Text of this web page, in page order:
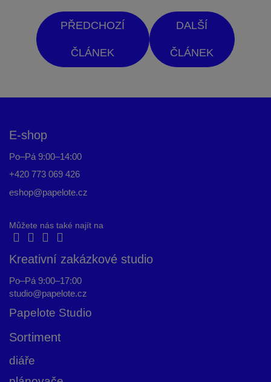
PŘEDCHOZÍ
ČLÁNEK
DALŠÍ
ČLÁNEK
E-shop
Po–Pá 9:00–14:00
+420 773 069 426
eshop@papelote.cz
Můžete nás také najít na
Kreativní zakázkové studio
Po–Pá 9:00–17:00
studio@papelote.cz
Papelote Studio
Sortiment
diáře